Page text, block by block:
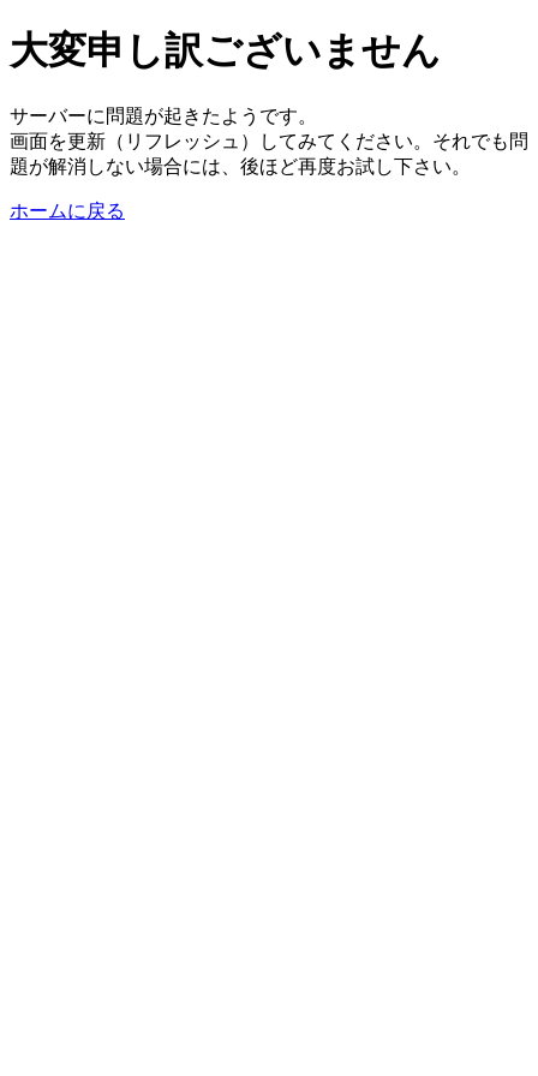
大変申し訳ございません
サーバーに問題が起きたようです。
画面を更新（リフレッシュ）してみてください。それでも問
題が解消しない場合には、後ほど再度お試し下さい。
ホームに戻る